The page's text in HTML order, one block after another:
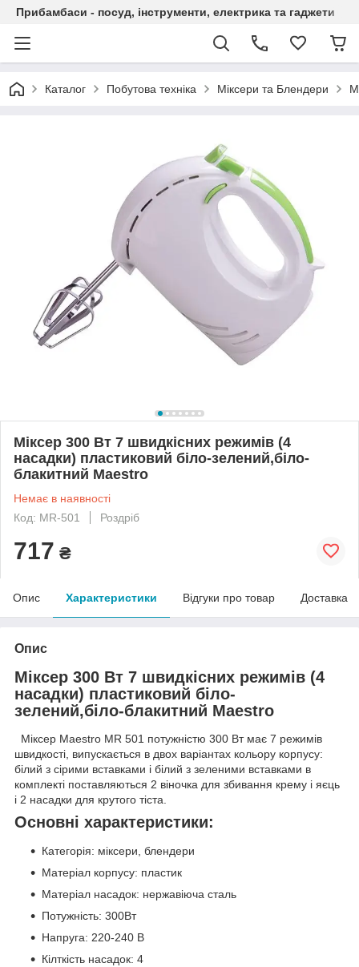
Прибамбаси - посуд, інструменти, електрика та гаджети
Каталог Побутова техніка Міксери та Блендери
Міксер 300 Вт 7 швидкісних режимів (4
насадки) пластиковий біло-зелений,біло-
блакитний Maestro
Немає в наявності
Код: MR-501
Роздріб
717 ₴
Опис Характеристики Відгуки про товар Доставка
Опис
Міксер 300 Вт 7 швидкісних режимів (4
насадки) пластиковий біло-
зелений,біло-блакитний Maestro
Міксер Maestro MR 501 потужністю 300 Вт має 7 режимів
швидкості, випускається в двох варіантах кольору корпусу:
білий з сірими вставками і білий з зеленими вставками в
комплекті поставляються 2 віночка для збивання крему і яєць
і 2 насадки для крутого тіста.
Основні характеристики:
Категорія: міксери, блендери
Матеріал корпусу: пластик
Матеріал насадок: нержавіюча сталь
Потужність: 300Вт
Напруга: 220-240 В
Кілткість насадок: 4